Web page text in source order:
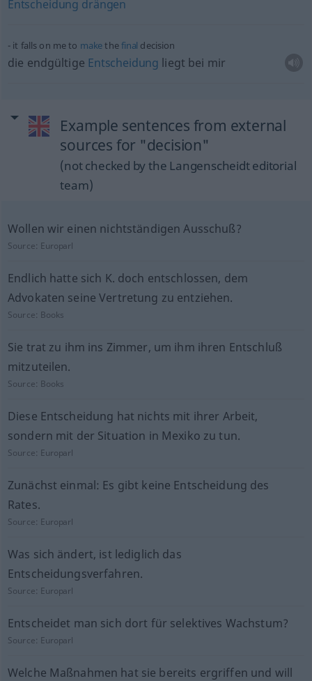
Entscheidung drängen
it falls on me to makethefinal decision
die endgültige Entscheidung liegt bei mir
Example sentences from external
sources for "decision"
(not checked by the Langenscheidt editorial
team)
Wollen wir einen nichtständigen Ausschuß?
Source: Europarl
Endlich hatte sich K. doch entschlossen, dem
Advokaten seine Vertretung zu entziehen.
Source: Books
Sie trat zu ihm ins Zimmer, um ihm ihren Entschluß
mitzuteilen.
Source: Books
Diese Entscheidung hat nichts mit ihrer Arbeit,
sondern mit der Situation in Mexiko zu tun.
Source: Europarl
Zunächst einmal: Es gibt keine Entscheidung des
Rates.
Source: Europarl
Was sich ändert, ist lediglich das
Entscheidungsverfahren.
Source: Europarl
Entscheidet man sich dort für selektives Wachstum?
Source: Europarl
Welche Maßnahmen hat sie bereits ergriffen und will